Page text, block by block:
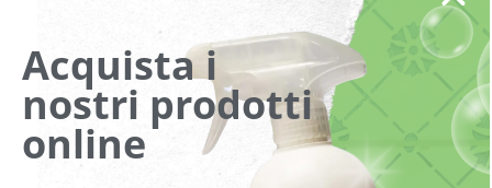
Do il mio consenso affinché un cookie salvi i miei dati
(nome, email, sito web) per il prossimo commento.
Acquista i
nostri prodotti
online